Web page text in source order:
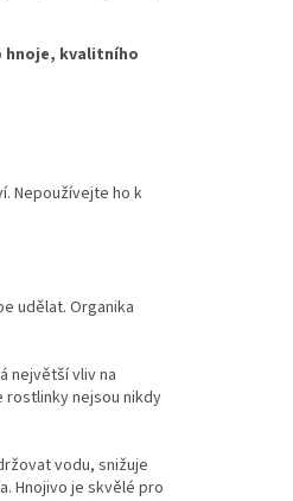
hnoje, kvalitního
Nepoužívejte ho k
udělat. Organika
největší vliv na
rostlinky nejsou nikdy
vodu, snižuje
Hnojivo je skvělé pro